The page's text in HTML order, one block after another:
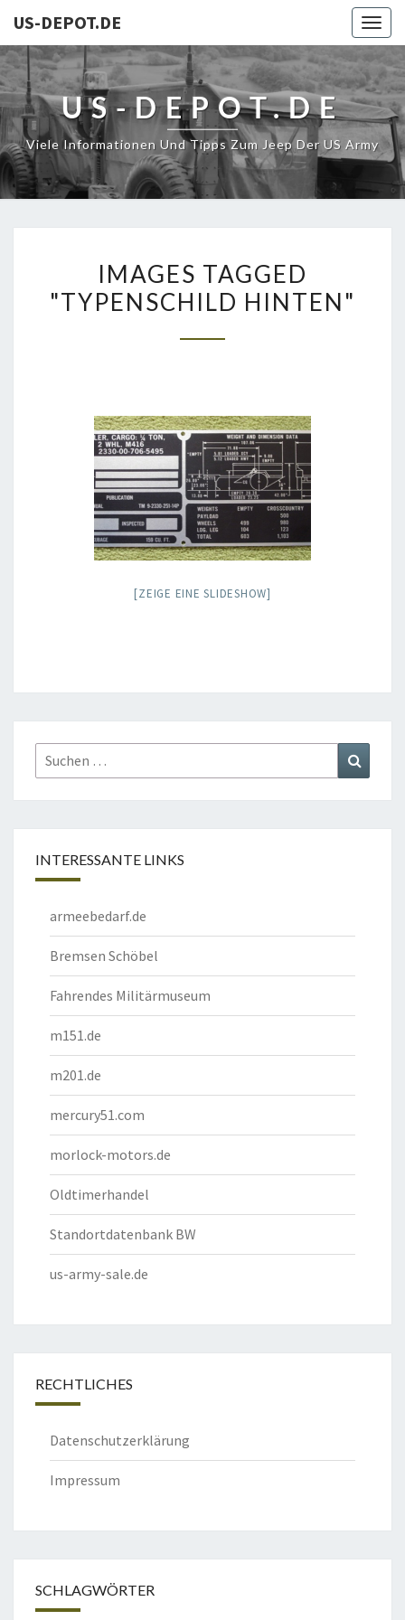
US-DEPOT.DE
US-DEPOT.DE
Viele Informationen Und Tipps Zum Jeep Der US Army
TAGGED
"TYPENSCHILD
IMAGES TAGGED
"TYPENSCHILD HINTEN"
[ZEIGE EINE SLIDESHOW]
Suchen
nach:
INTERESSANTE LINKS
armeebedarf.de
Bremsen Schöbel
Fahrendes Militärmuseum
m151.de
m201.de
mercury51.com
morlock-motors.de
Oldtimerhandel
Standortdatenbank BW
us-army-sale.de
RECHTLICHES
Datenschutzerklärung
Impressum
SCHLAGWÖRTER